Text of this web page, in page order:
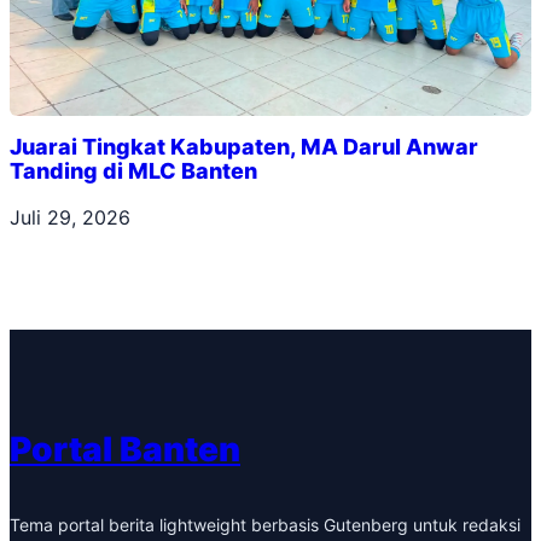
Juarai Tingkat Kabupaten, MA Darul Anwar
Tanding di MLC Banten
Juli 29, 2026
Portal Banten
Tema portal berita lightweight berbasis Gutenberg untuk redaksi